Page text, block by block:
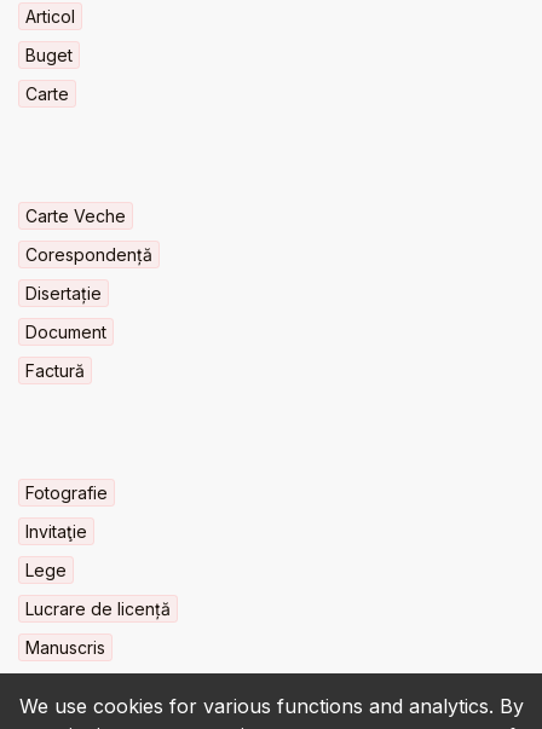
We use cookies for various functions and analytics. By
Articol
Buget
Carte
Carte Veche
Corespondență
Disertație
Document
Factură
Fotografie
Invitaţie
Lege
Lucrare de licență
Manuscris